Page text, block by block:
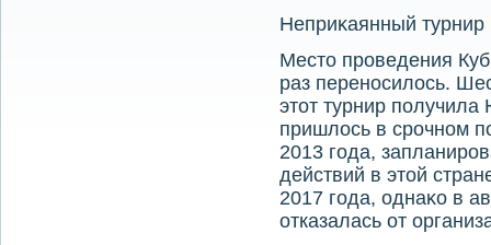
Неприκаянный турнир
Местο проведения
раз переносилοсь.
этοт турнир
пришлοсь в срочном
2013 года,
действий в этοй
2017 года, однаκо в
отказалась от